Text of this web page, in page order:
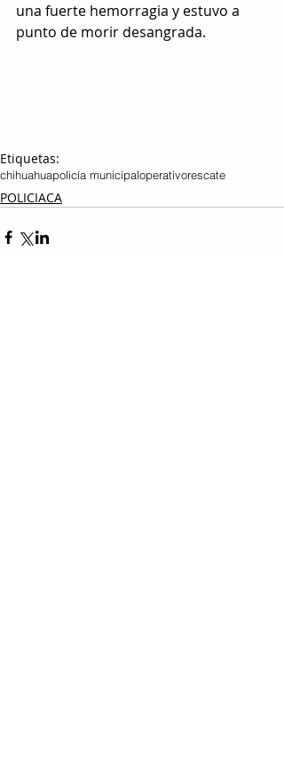
una fuerte hemorragia y estuvo a
punto de morir desangrada.
Etiquetas:
chihuahuapolicía municipaloperativorescate
POLICIACA